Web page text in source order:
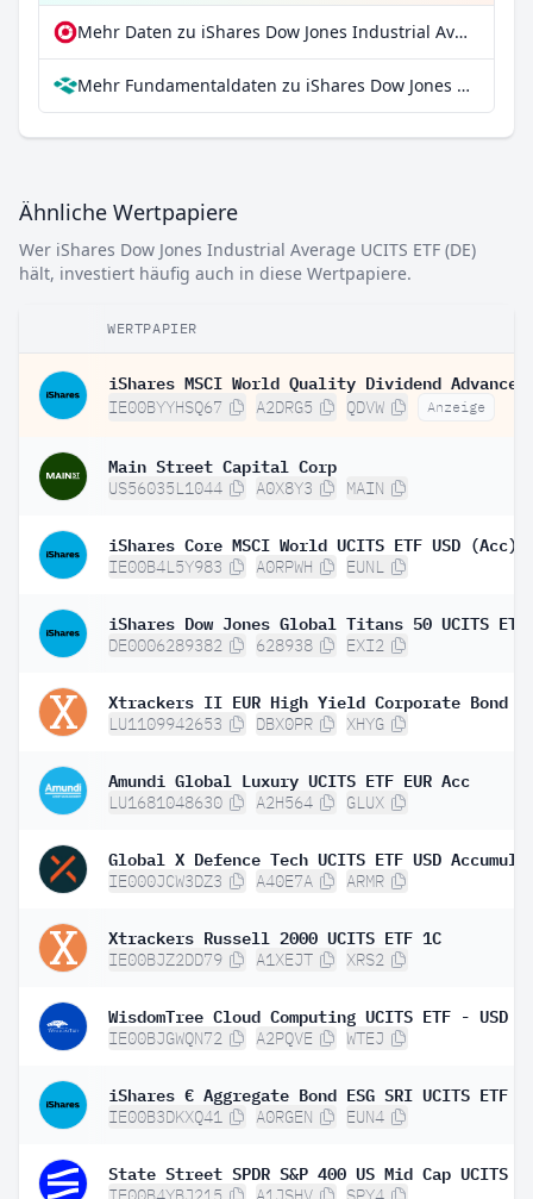
Mehr Daten zu iShares Dow Jones Industrial Average UCITS ETF (DE) bei extraETF
Mehr Fundamentaldaten zu iShares Dow Jones Industrial Average UCITS ETF (DE) bei Parqet
Ähnliche Wertpapiere
Wer iShares Dow Jones Industrial Average UCITS ETF (DE)
hält, investiert häufig auch in diese Wertpapiere.
WERTPAPIER
IE00BYYHSQ67 A2DRG5 QDVW Anzeige
Main Street Capital Corp
US56035L1044 A0X8Y3 MAIN
iShares Core MSCI World UCITS ETF USD (Acc)
IE00B4L5Y983 A0RPWH EUNL
DE0006289382 628938 EXI2
LU1109942653 DBX0PR XHYG
Amundi Global Luxury UCITS ETF EUR Acc
LU1681048630 A2H564 GLUX
Global X Defence Tech UCITS ETF USD
IE000JCW3DZ3 A40E7A ARMR
Xtrackers Russell 2000 UCITS ETF 1C
IE00BJZ2DD79 A1XEJT XRS2
WisdomTree Cloud Computing UCITS ETF - USD
IE00BJGWQN72 A2PQVE WTEJ
IE00B3DKXQ41 A0RGEN EUN4
State Street SPDR S&P 400 US Mid Cap UCITS